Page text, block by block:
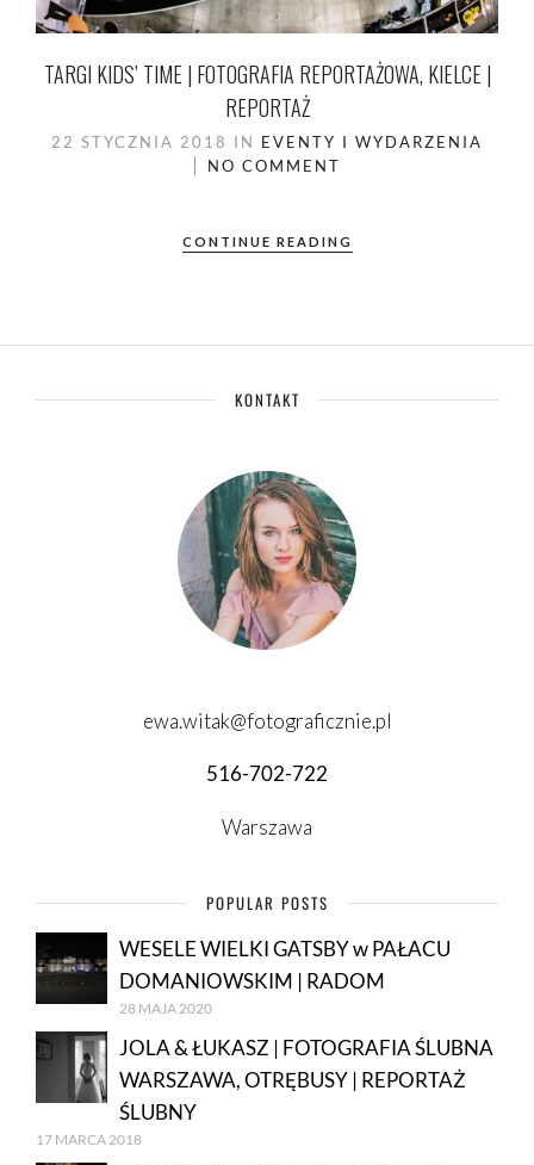
TARGI KIDS’ TIME | FOTOGRAFIA REPORTAŻOWA, KIELCE |
REPORTAŻ
22 STYCZNIA 2018 IN EVENTY I WYDARZENIA
NO COMMENT
CONTINUE READING
KONTAKT
ewa.witak@fotograficznie.pl
516-702-722
Warszawa
POPULAR POSTS
WESELE WIELKI GATSBY w PAŁACU
DOMANIOWSKIM | RADOM
28 MAJA 2020
JOLA & ŁUKASZ | FOTOGRAFIA ŚLUBNA
WARSZAWA, OTRĘBUSY | REPORTAŻ
ŚLUBNY
17 MARCA 2018